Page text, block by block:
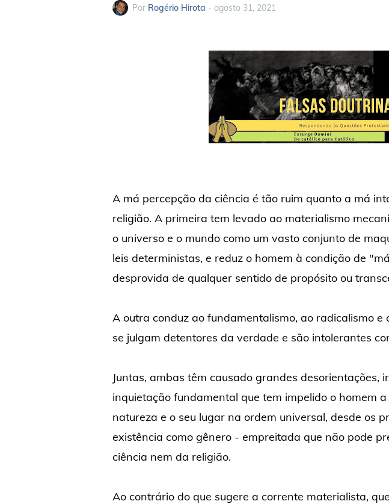
Por Rogério Hirota - agosto 31, 2021
A má percepção da ciência é tão ruim quanto a má
religião. A primeira tem levado ao materialismo
o universo e o mundo como um vasto conjunto de
leis deterministas, e reduz o homem à condição de
desprovida de qualquer sentido de propósito ou
A outra conduz ao fundamentalismo, ao radicalismo e
se julgam detentores da verdade e são intolerantes
Juntas, ambas têm causado grandes desorientações,
inquietação fundamental que tem impelido o homem
natureza e o seu lugar na ordem universal, desde os
existência como gênero - empreitada que não pode
ciência nem da religião.
Ao contrário do que sugere a corrente materialista,